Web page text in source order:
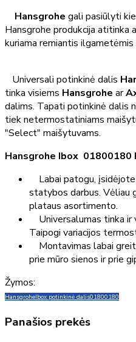
Hansgrohe gali pasiūlyti
Hansgrohe produkcija atitinka
kuriama remiantis ilgametėmis
Universali potinkinė dalis
tinka visiems Hansgrohe ar
dalims. Tapati potinkinė dalis
tiek netermostatiniams
"Select" maišytuvams.
Hansgrohe Ibox 01800180
Labai patogu,
statybos darbus. Vėliau
plataus asortimento.
Universalumas tinka ir
Taipogi variacijos
Montavimas labai
prie mūro sienos ir prie
Žymos:
HansgroheIbox potinkinė dalis01800180
Panašios prekės